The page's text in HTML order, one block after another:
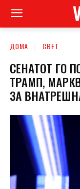
ДОМА СВЕТ
СЕНАТОТ ГО
ТРАМП,
ЗА